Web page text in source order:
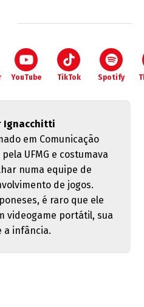
YouTube TikTok Spotify
Ignacchitti
em Comunicação
pela UFMG e costumava
numa equipe de
de jogos.
é raro que ele
videogame portátil, sua
a infância.